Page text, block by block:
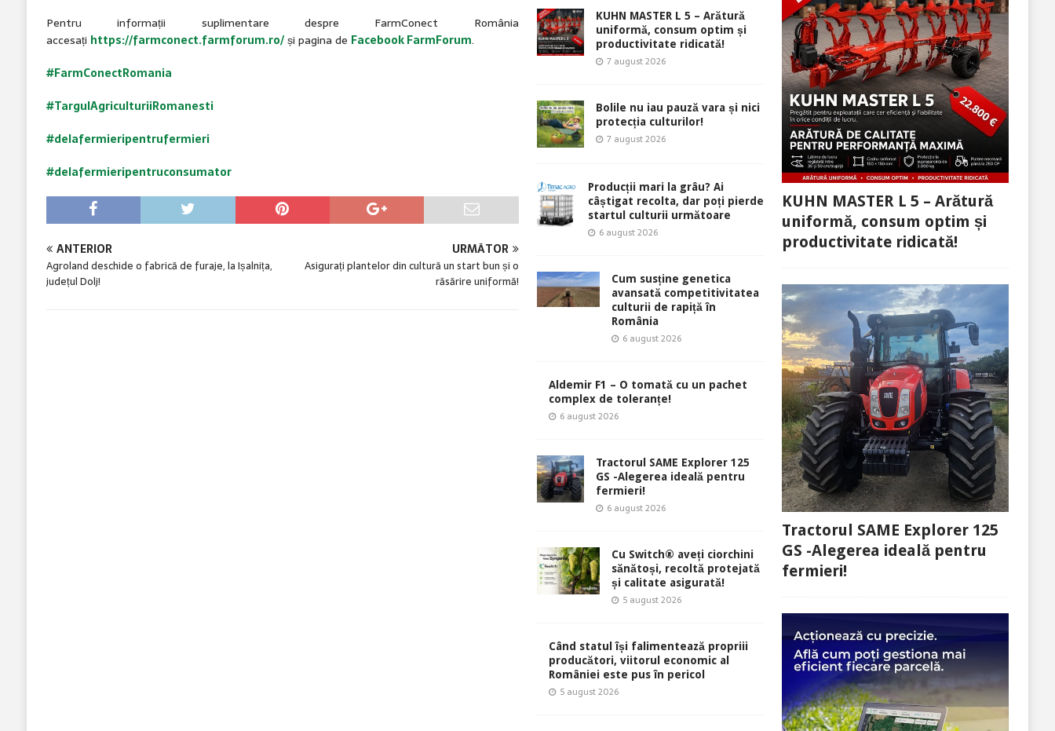
Pentru informații suplimentare despre FarmConect România
accesați https://farmconect.farmforum.ro/și pagina de Facebook FarmForum.
#FarmConectRomania
#TargulAgriculturiiRomanesti
#delafermieripentrufermieri
#delafermieripentruconsumator
ANTERIOR
Agroland deschide o fabrică de furaje, la Ișalnița,
județul Dolj!
URMĂTOR
Asigurați plantelor din cultură un start bun și o
răsărire uniformă!
KUHN MASTER L 5 – Arătură
uniformă, consum optim și
productivitate ridicată!
7 august 2026
Bolile nu iau pauză vara și nici
protecția culturilor!
7 august 2026
Producții mari la grâu? Ai
câștigat recolta, dar poți pierde
startul culturii următoare
6 august 2026
Cum susține genetica
avansată competitivitatea
culturii de rapiță în
România
6 august 2026
Aldemir F1 – O tomată cu un pachet
complex de toleranțe!
6 august 2026
Tractorul SAME Explorer 125
GS -Alegerea ideală pentru
fermieri!
6 august 2026
Cu Switch® aveți ciorchini
sănătoși, recoltă protejată
și calitate asigurată!
5 august 2026
Când statul își falimentează propriii
producători, viitorul economic al
României este pus în pericol
5 august 2026
KUHN MASTER L 5 – Arătură
uniformă, consum optim și
productivitate ridicată!
Tractorul SAME Explorer 125
GS -Alegerea ideală pentru
fermieri!